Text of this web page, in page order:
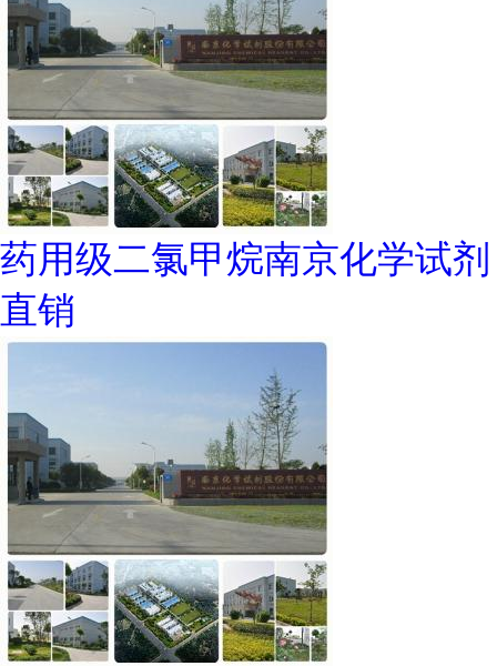
药用级二氯甲烷南京化学试剂
直销